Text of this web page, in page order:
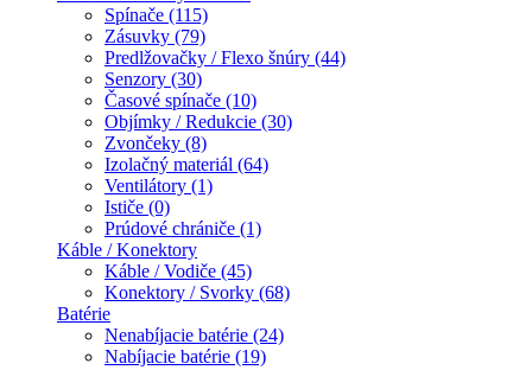
Spínače (115)
Zásuvky (79)
Predlžovačky / Flexo šnúry (44)
Senzory (30)
Časové spínače (10)
Objímky / Redukcie (30)
Zvončeky (8)
Izolačný materiál (64)
Ventilátory (1)
Ističe (0)
Prúdové chrániče (1)
Káble / Konektory
Káble / Vodiče (45)
Konektory / Svorky (68)
Batérie
Nenabíjacie batérie (24)
Nabíjacie batérie (19)